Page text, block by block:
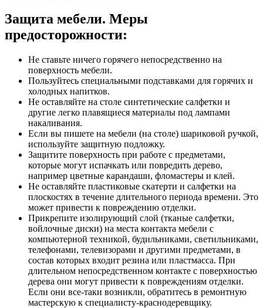
Защита мебели. Меры
предосторожности:
Не ставьте ничего горячего непосредственно на
поверхность мебели.
Пользуйтесь специальными подставками для горячих и
холодных напитков.
Не оставляйте на столе синтетические салфетки и
другие легко плавящиеся материалы под лампами
накаливания.
Если вы пишете на мебели (на столе) шариковой ручкой,
используйте защитную подложку.
Защитите поверхность при работе с предметами,
которые могут испачкать или повредить дерево,
например цветные карандаши, фломастеры и клей.
Не оставляйте пластиковые скатерти и салфетки на
плоскостях в течение длительного периода времени. Это
может привести к повреждению отделки.
Прикрепите изолирующий слой (тканые салфетки,
войлочные диски) на места контакта мебели с
компьютерной техникой, будильниками, светильниками,
телефонами, телевизорами и другими предметами, в
состав которых входит резина или пластмасса. При
длительном непосредственном контакте с поверхностью
дерева они могут привести к повреждениям отделки.
Если они все-таки возникли, обратитесь в ремонтную
мастерскую к специалисту-краснодеревщику.